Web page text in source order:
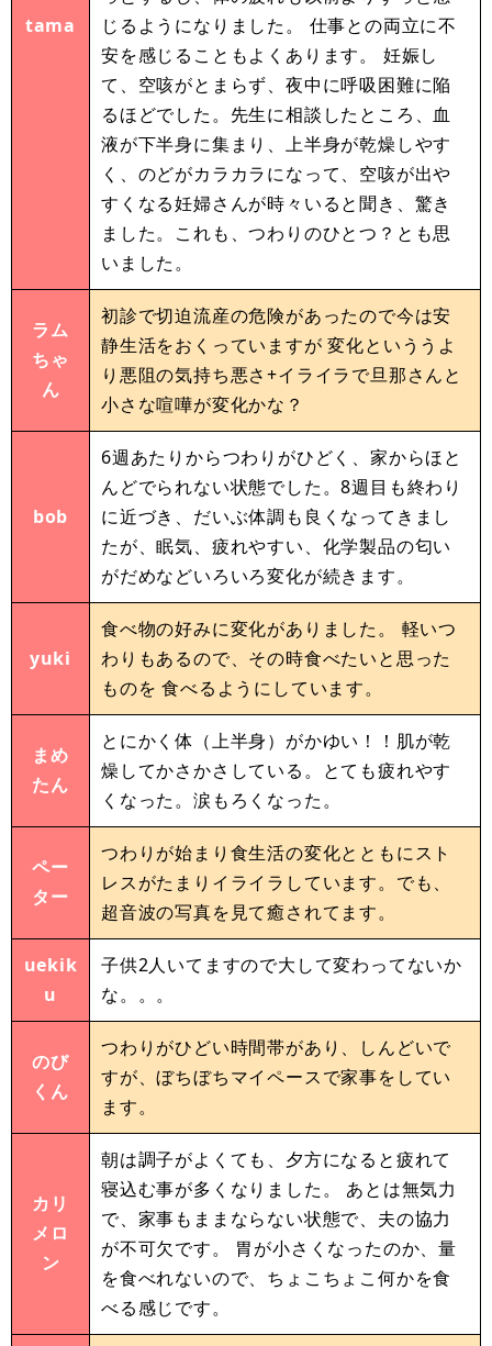
tama
じるようになりました。 仕事との両立に不
安を感じることもよくあります。 妊娠し
て、空咳がとまらず、夜中に呼吸困難に陥
るほどでした。先生に相談したところ、血
液が下半身に集まり、上半身が乾燥しやす
く、のどがカラカラになって、空咳が出や
すくなる妊婦さんが時々いると聞き、驚き
ました。これも、つわりのひとつ？とも思
いました。
ラム
ちゃ
ん
初診で切迫流産の危険があったので今は安
静生活をおくっていますが 変化といううよ
り悪阻の気持ち悪さ+イライラで旦那さんと
小さな喧嘩が変化かな？
bob
6週あたりからつわりがひどく、家からほと
んどでられない状態でした。8週目も終わり
に近づき、だいぶ体調も良くなってきまし
たが、眠気、疲れやすい、化学製品の匂い
がだめなどいろいろ変化が続きます。
yuki
食べ物の好みに変化がありました。 軽いつ
わりもあるので、その時食べたいと思った
ものを 食べるようにしています。
まめ
たん
とにかく体（上半身）がかゆい！！肌が乾
燥してかさかさしている。とても疲れやす
くなった。涙もろくなった。
ペー
ター
つわりが始まり食生活の変化とともにスト
レスがたまりイライラしています。でも、
超音波の写真を見て癒されてます。
uekik
u
子供2人いてますので大して変わってないか
な。。。
のび
くん
つわりがひどい時間帯があり、しんどいで
すが、ぼちぼちマイペースで家事をしてい
ます。
カリ
メロ
ン
朝は調子がよくても、夕方になると疲れて
寝込む事が多くなりました。 あとは無気力
で、家事もままならない状態で、夫の協力
が不可欠です。 胃が小さくなったのか、量
を食べれないので、ちょこちょこ何かを食
べる感じです。